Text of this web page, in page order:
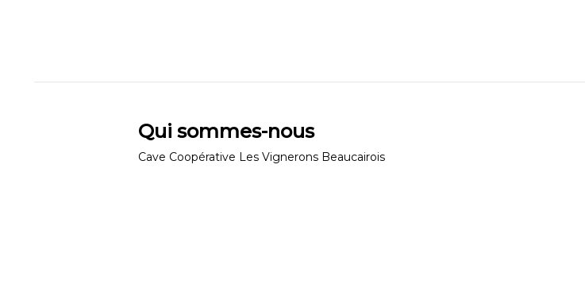
Qui sommes-nous
Cave Coopérative Les Vignerons Beaucairois